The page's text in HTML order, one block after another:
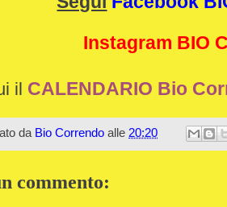
Instagram BIO
il CALENDARIO Bio
da Bio Correndo alle 20:20
commento: